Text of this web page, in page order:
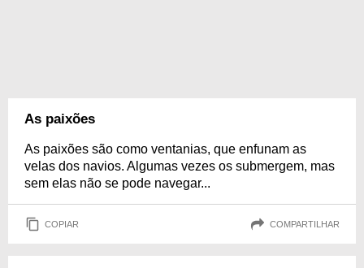
As paixões
As paixões são como ventanias, que enfunam as
velas dos navios. Algumas vezes os submergem, mas
sem elas não se pode navegar...
COPIAR COMPARTILHAR